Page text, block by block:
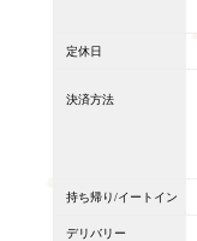
定休日
決済方法
持ち帰り/イートイン
デリバリー